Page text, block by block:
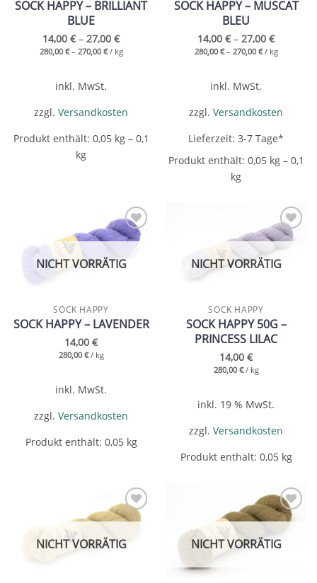
SOCK HAPPY – BRILLIANT
BLUE
14,00 €– 27,00 €
280,00 €– 270,00 €/ kg
inkl. MwSt.
zzgl. Versandkosten
Produkt enthält: 0,05 kg– 0,1
kg
SOCK HAPPY – MUSCAT
BLEU
14,00 €– 27,00 €
280,00 €– 270,00 €/ kg
inkl. MwSt.
zzgl. Versandkosten
Lieferzeit: 3-7 Tage*
Produkt enthält: 0,05 kg– 0,1
kg
Add to
NICHT VORRÄTIG
SOCK HAPPY
SOCK HAPPY – LAVENDER
14,00 €
280,00 €/ kg
inkl. MwSt.
zzgl. Versandkosten
Produkt enthält: 0,05 kg
Add to
NICHT VORRÄTIG
SOCK HAPPY
SOCK HAPPY 50G –
PRINCESS LILAC
14,00 €
280,00 €/ kg
inkl. 19 % MwSt.
zzgl. Versandkosten
Produkt enthält: 0,05 kg
Add to
NICHT VORRÄTIG
Add to
wishlist
NICHT VORRÄTIG